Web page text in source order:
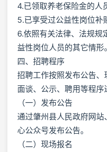
4.已领取养老保险金的人
5.已享受过公益性岗位补
6.依照有关法律、法规规
益性岗位人员的其它情形。
四、招聘程序
招聘工作按照发布公告
面谈、公示、聘用等程序
（一）发布公告
通过肇州县人民政府网
心公众号发布公告。
（二）现场报名